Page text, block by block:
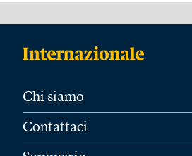
Chi siamo
Contattaci